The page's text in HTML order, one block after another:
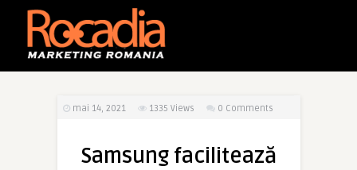
mai 14, 2021 1335 Views 0 Comments
Samsung facilitează